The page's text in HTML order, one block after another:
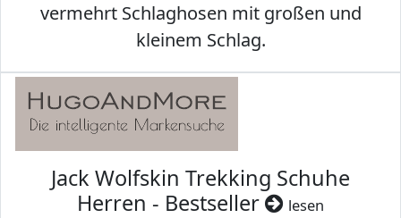
vermehrt Schlaghosen mit großen und
kleinem Schlag.
Jack Wolfskin Trekking Schuhe
Herren - Bestseller
lesen